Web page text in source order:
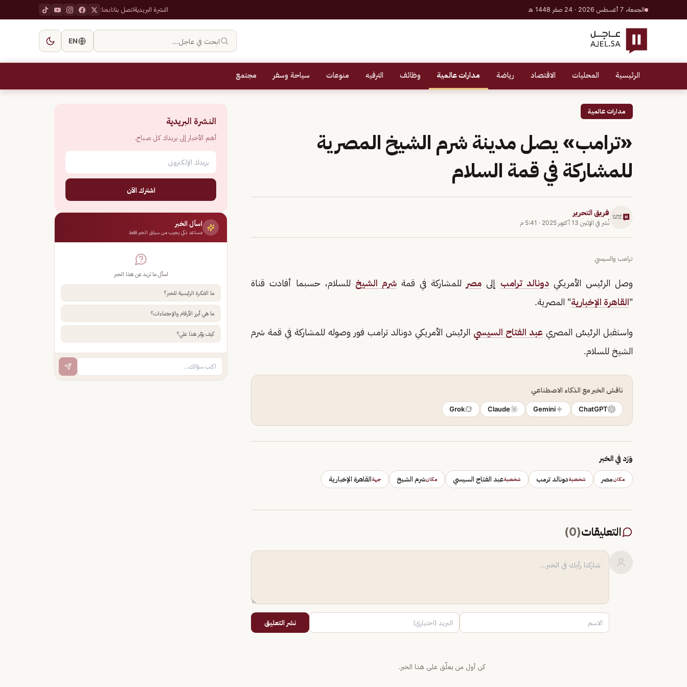
الجمعة، 7 أغسطس 2026 · 24 صفر 1448 هـ النشرة البريديةاتصل بناتابعنا:
ابحث في عاجل… EN
الرئيسية المحليات الاقتصاد رياضة مدارات عالمية وظائف الترفيه منوعات سياحة وسفر مجتمع
مدارات عالمية
«ترامب» يصل مدينة شرم الشيخ المصرية
للمشاركة في قمة السلام
فريق التحرير
نُشر في الإثنين 13 أكتوبر 2025 · 5:41 م
ترامب والسيسي
وصل الرئيس الأمريكي دونالد ترامب إلى مصر للمشاركة في قمة شرم الشيخ للسلام، حسبما أفادت قناة
"القاهرة الإخبارية" المصرية.
واستقبل الرئيسُ المصري عبد الفتاح السيسي الرئيسَ الأمريكي دونالد ترامب فور وصوله للمشاركة في قمة شرم
الشيخ للسلام.
ناقش الخبر مع الذكاء الاصطناعي
ChatGPT
Gemini
Claude
Grok
وَرَد في الخبر
مكانمصر شخصيةدونالد ترمب شخصيةعبد الفتاح السيسي مكانشرم الشيخ جهةالقاهرة الإخبارية
التعليقات(
0
)
نشر التعليق
كن أول من يعلّق على هذا الخبر.
النشرة البريدية
أهم الأخبار إلى بريدك كل صباح.
اشترك الآن
اسأل الخبر
مساعد ذكي يجيب من سياق الخبر فقط
اسأل ما تريد عن هذا الخبر
ما الفكرة الرئيسية للخبر؟
ما هي أبرز الأرقام والإحصاءات؟
كيف يؤثر هذا علي؟